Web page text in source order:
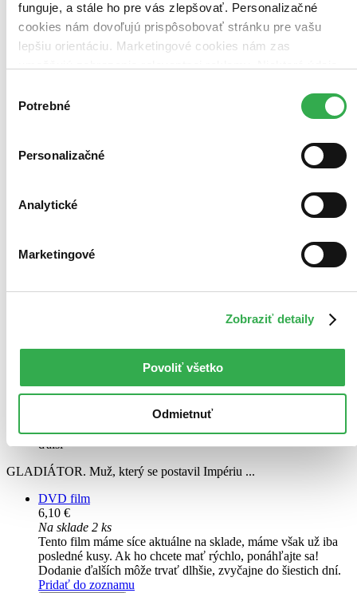
funguje, a stále ho pre vás zlepšovať. Personalizačné
cookies nám dovoľujú prispôsobovať stránku pre vašu
lepšiu orientáciu. Marketingové cookies nám zas
keby sme mohli používať všetky tieto cookies. Ďakujeme!
súhlasu
Potrebné
Personalizačné
Analytické
Marketingové
Zobraziť detaily
Povoliť všetko
Odmietnuť
Joaquin Phoenix
Richard Harris
ďalší
GLADIÁTOR. Muž, který se postavil Impériu ...
DVD film
6,10 €
Na sklade 2 ks
Tento film máme síce aktuálne na sklade, máme však už iba
posledné kusy. Ak ho chcete mať rýchlo, ponáhľajte sa!
Dodanie ďalších môže trvať dlhšie, zvyčajne do šiestich dní.
Pridať do zoznamu